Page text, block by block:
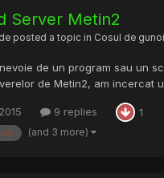
Server Metin2
posted a topic in Cosul de gunoi
de un program sau un
de Metin2, am incercat
daca nu nu, nu vreau
9 replies 1
(and 3 more)